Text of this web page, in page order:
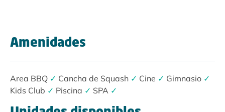
Amenidades
Area BBQ ✓ Cancha de Squash ✓ Cine ✓ Gimnasio ✓
Kids Club ✓ Piscina ✓ SPA ✓